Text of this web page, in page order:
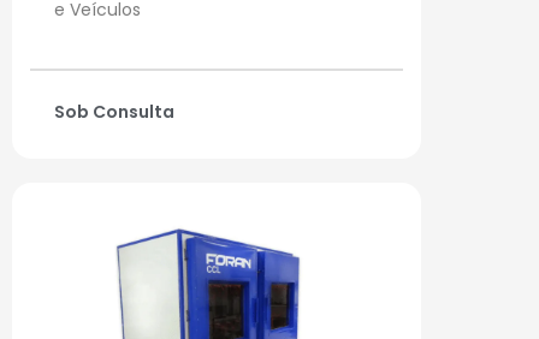
e Veículos
Sob Consulta